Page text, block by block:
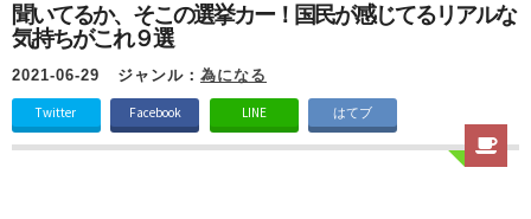
聞いてるか、そこの選挙カー！国民が感じてるリアルな
気持ちがこれ９選
2021-06-29 ジャンル： 為になる
Twitter Facebook LINE はてブ